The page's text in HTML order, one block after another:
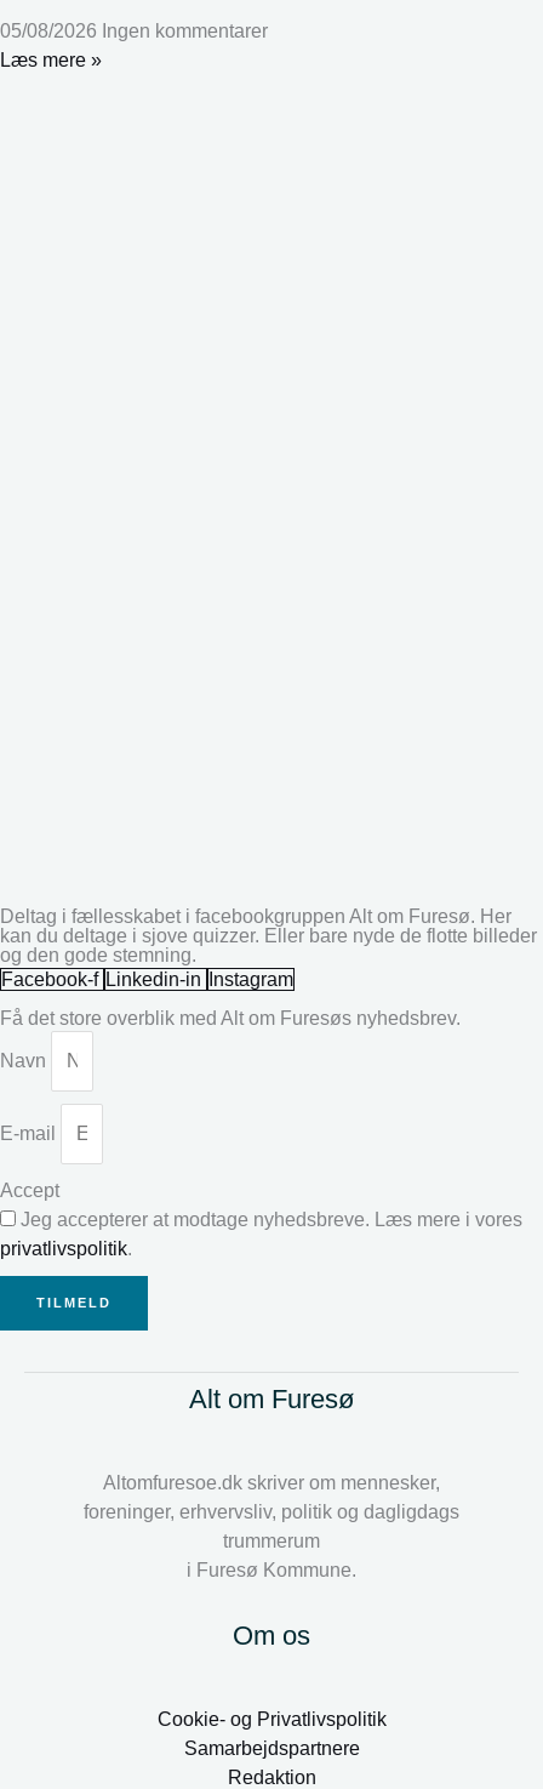
05/08/2026 Ingen kommentarer
Læs mere »
Deltag i fællesskabet i facebookgruppen Alt om Furesø. Her
kan du deltage i sjove quizzer. Eller bare nyde de flotte billeder
og den gode stemning.
Facebook-f Linkedin-in
Instagram
Få det store overblik med Alt om Furesøs nyhedsbrev.
Navn
E-mail
Accept
Jeg accepterer at modtage nyhedsbreve. Læs mere i vores
privatlivspolitik.
TILMELD
Alt om Furesø
Altomfuresoe.dk skriver om mennesker,
foreninger, erhvervsliv, politik og dagligdags
trummerum
i Furesø Kommune.
Om os
Cookie- og Privatlivspolitik
Samarbejdspartnere
Redaktion